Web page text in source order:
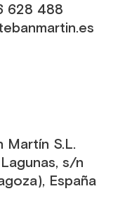
628 488
Martín S.L.
s/n
España